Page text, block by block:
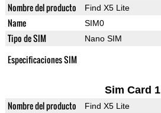
Nombre del producto Find X5 Lite
Name SIM0
Tipo de SIM Nano SIM
Especificaciones SIM
Sim Card 1
Nombre del producto Find X5 Lite